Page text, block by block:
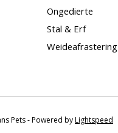
Ongedierte
Stal & Erf
Weideafrastering
Pets - Powered byLightspeed